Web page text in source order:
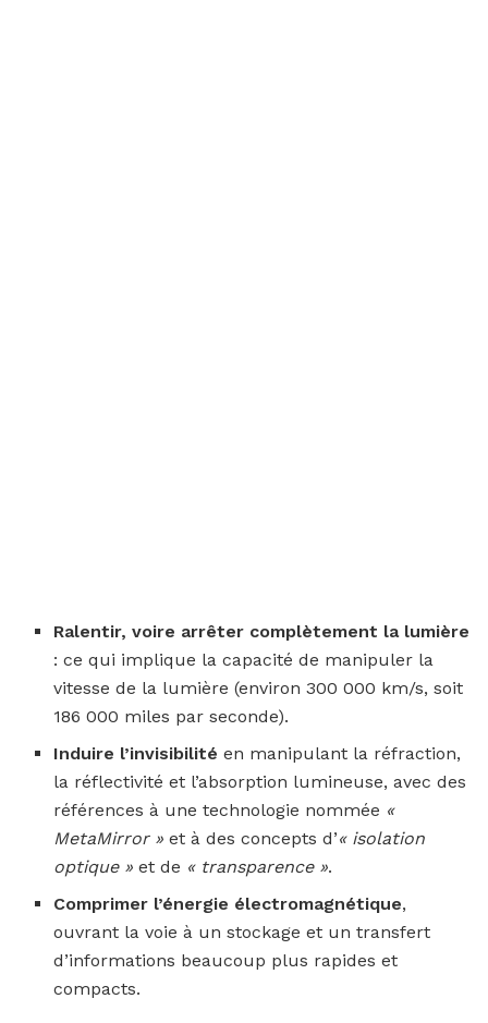
Ralentir, voire arrêter complètement la lumière
: ce qui implique la capacité de manipuler la
vitesse de la lumière (environ 300 000 km/s, soit
186 000 miles par seconde).
Induire l’invisibilité en manipulant la réfraction,
la réflectivité et l’absorption lumineuse, avec des
références à une technologie nommée «
MetaMirror » et à des concepts d’« isolation
optique » et de « transparence ».
Comprimer l’énergie électromagnétique,
ouvrant la voie à un stockage et un transfert
d’informations beaucoup plus rapides et
compacts.